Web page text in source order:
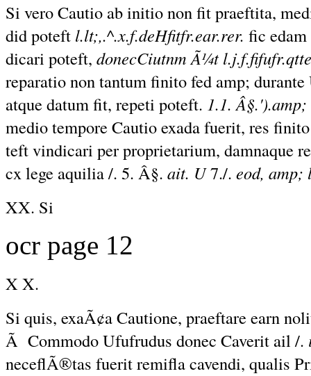
Si vero Cautio ab initio non fit praeftita,
did poteft l.lt;,.^.x.f.deHfitfr.ear.rer. fic
dicari poteft, donecCiutnm Ã¼t
reparatio non tantum finito fed amp;
atque datum fit, repeti poteft. 1.1.
medio tempore Cautio exada fuerit, res
teft vindicari per proprietarium, damnaque
cx lege aquilia /. 5. Â§. ait. U7./. eod, amp;
XX. Si
ocr page 12
X X.
Si quis, exaÃ¢a Cautione, praeftare earn
Ã Commodo Ufufrudus donec Caverit ail /.
neceflÃ®tas fuerit remifla cavendi, qualis